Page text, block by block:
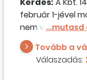
továbbá, mely
pontjai adnak
február 1-jével
nem világos,
hatásköre az
beszerzésekkel
Tovább a
Válaszadás: